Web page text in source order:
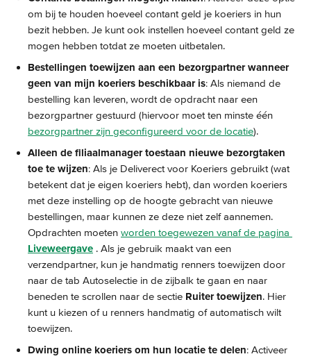
om bij te houden hoeveel contant geld je koeriers in hun
bezit hebben. Je kunt ook instellen hoeveel contant geld ze
mogen hebben totdat ze moeten uitbetalen.
Bestellingen toewijzen aan een bezorgpartner wanneer
geen van mijn koeriers beschikbaar is: Als niemand de
bestelling kan leveren, wordt de opdracht naar een
bezorgpartner gestuurd (hiervoor moet ten minste één
bezorgpartner zijn geconfigureerd voor de locatie).
Alleen de filiaalmanager toestaan nieuwe bezorgtaken
toe te wijzen: Als je Deliverect voor Koeriers gebruikt (wat
betekent dat je eigen koeriers hebt), dan worden koeriers
met deze instelling op de hoogte gebracht van nieuwe
bestellingen, maar kunnen ze deze niet zelf aannemen.
Opdrachten moeten worden toegewezen vanaf de pagina
Liveweergave . Als je gebruik maakt van een
verzendpartner, kun je handmatig renners toewijzen door
naar de tab Autoselectie in de zijbalk te gaan en naar
beneden te scrollen naar de sectie Ruiter toewijzen. Hier
kunt u kiezen of u renners handmatig of automatisch wilt
toewijzen.
Dwing online koeriers om hun locatie te delen: Activeer